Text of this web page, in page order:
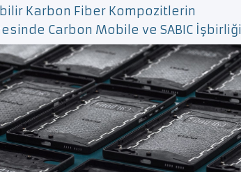
Karbon Fiber Kompozitlerin
Carbon Mobile ve SABIC İşbirliği